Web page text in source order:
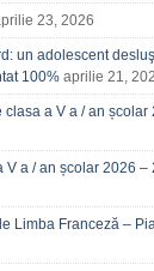
23, 2026
un adolescent
100% aprilie 21,
clasa a V a / an școlar
V a / an școlar 2026 –
Limba Franceză –